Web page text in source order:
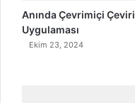
Anında Çevrimiçi Çeviri
Uygulaması
Ekim 23, 2024